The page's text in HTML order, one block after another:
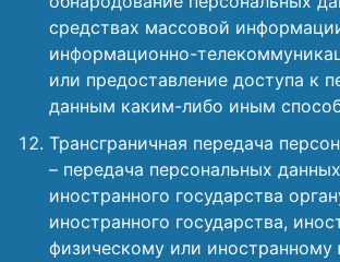
средствах массовой
информационно-
или предоставление доступа к
данным каким-либо иным
Трансграничная передача
– передача персональных
иностранного государства
иностранного государства,
физическому или